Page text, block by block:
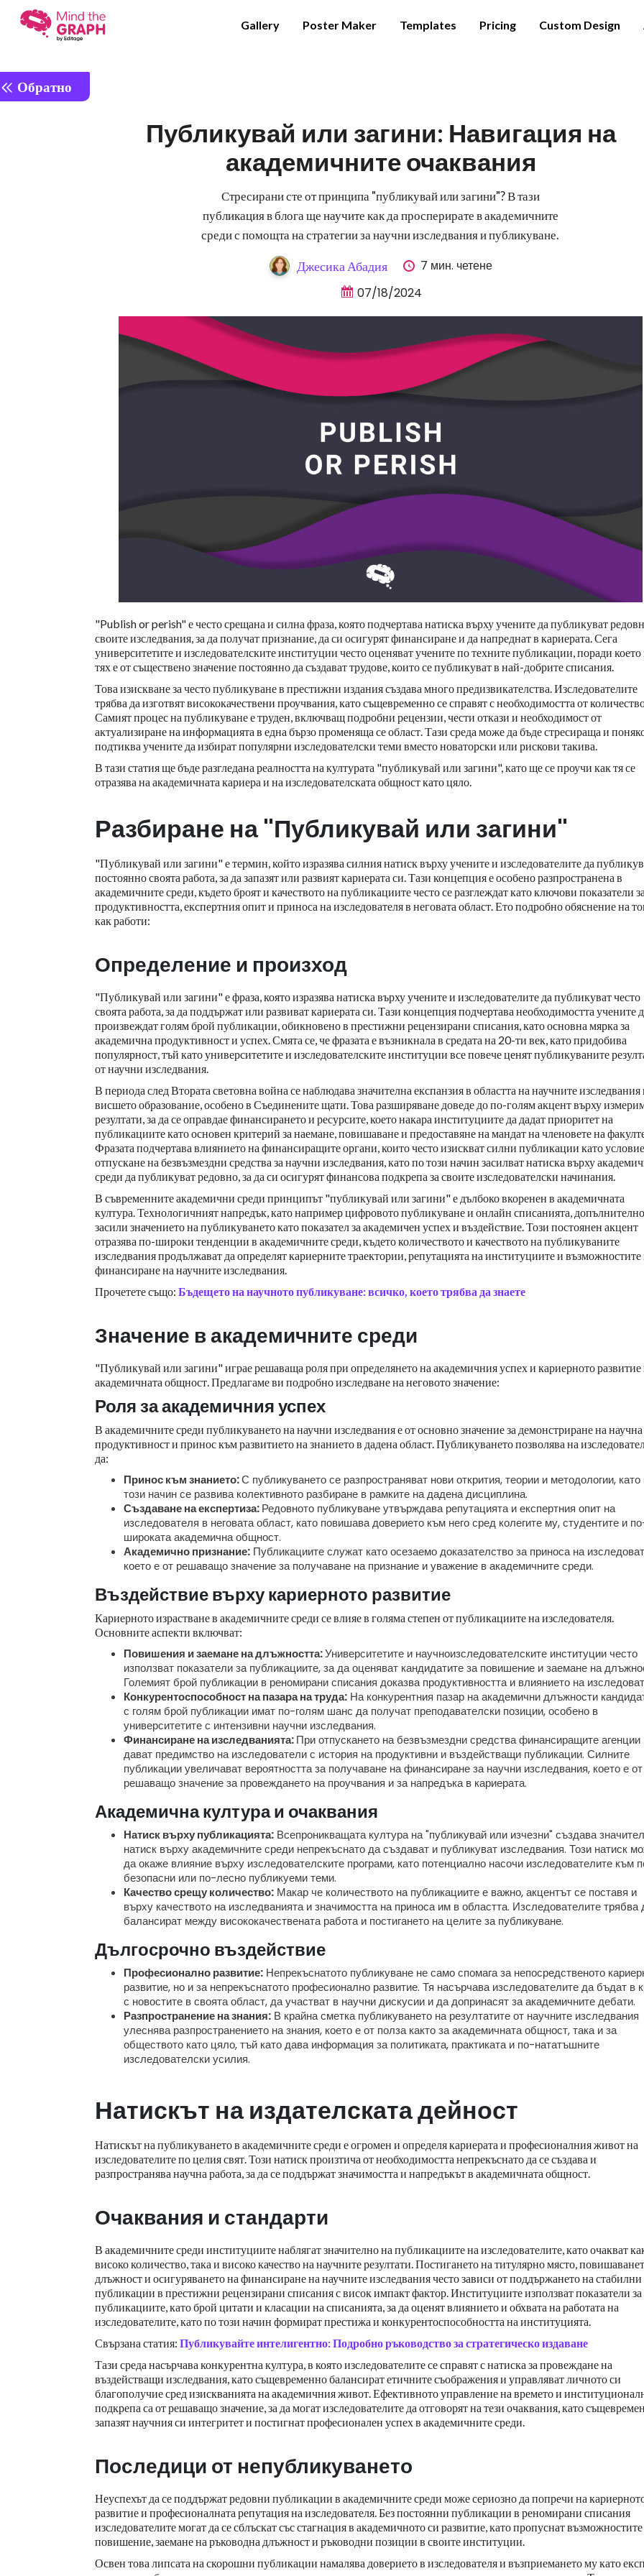
Gallery Poster Maker Templates Pricing Custom Design
Обратно
Публикувай или загини: Навигация на
академичните очаквания
Стресирани сте от принципа "публикувай или загини"? В тази
публикация в блога ще научите как да просперирате в академичните
среди с помощта на стратегии за научни изследвания и публикуване.
Джесика Абадия
7 мин. четене
07/18/2024
"Publish or perish" е често срещана и силна фраза, която подчертава натиска върху учените да публикуват
своите изследвания, за да получат признание, да си осигурят финансиране и да напреднат в кариерата. Сега
университетите и изследователските институции често оценяват учените по техните публикации, поради което
тях е от съществено значение постоянно да създават трудове, които се публикуват в най-добрите списания.
Това изискване за често публикуване в престижни издания създава много предизвикателства. Изследователите
трябва да изготвят висококачествени проучвания, като същевременно се справят с необходимостта от
Самият процес на публикуване е труден, включващ подробни рецензии, чести откази и необходимост от
актуализиране на информацията в една бързо променяща се област. Тази среда може да бъде стресираща и
подтиква учените да избират популярни изследователски теми вместо новаторски или рискови такива.
В тази статия ще бъде разгледана реалността на културата "публикувай или загини", като ще се проучи как тя се
отразява на академичната кариера и на изследователската общност като цяло.
Разбиране на "Публикувай или загини"
"Публикувай или загини" е термин, който изразява силния натиск върху учените и изследователите да
постоянно своята работа, за да запазят или развият кариерата си. Тази концепция е особено разпространена в
академичните среди, където броят и качеството на публикациите често се разглеждат като ключови показатели за
продуктивността, експертния опит и приноса на изследователя в неговата област. Ето подробно обяснение на
как работи:
Определение и произход
"Публикувай или загини" е фраза, която изразява натиска върху учените и изследователите да публикуват често
своята работа, за да поддържат или развиват кариерата си. Тази концепция подчертава необходимостта учените
произвеждат голям брой публикации, обикновено в престижни рецензирани списания, като основна мярка за
академична продуктивност и успех. Смята се, че фразата е възникнала в средата на 20-ти век, като придобива
популярност, тъй като университетите и изследователските институции все повече ценят публикуваните
от научни изследвания.
В периода след Втората световна война се наблюдава значителна експанзия в областта на научните изследвания
висшето образование, особено в Съединените щати. Това разширяване доведе до по-голям акцент върху
резултати, за да се оправдае финансирането и ресурсите, което накара институциите да дадат приоритет на
публикациите като основен критерий за наемане, повишаване и предоставяне на мандат на членовете на
Фразата подчертава влиянието на финансиращите органи, които често изискват силни публикации като условие
отпускане на безвъзмездни средства за научни изследвания, като по този начин засилват натиска върху
среди да публикуват редовно, за да си осигурят финансова подкрепа за своите изследователски начинания.
В съвременните академични среди принципът "публикувай или загини" е дълбоко вкоренен в академичната
култура. Технологичният напредък, като например цифровото публикуване и онлайн списанията, допълнително
засили значението на публикуването като показател за академичен успех и въздействие. Този постоянен акцент
отразява по-широки тенденции в академичните среди, където количеството и качеството на публикуваните
изследвания продължават да определят кариерните траектории, репутацията на институциите и възможностите
финансиране на научните изследвания.
Прочетете също: Бъдещето на научното публикуване: всичко, което трябва да знаете
Значение в академичните среди
"Публикувай или загини" играе решаваща роля при определянето на академичния успех и кариерното развитие
академичната общност. Предлагаме ви подробно изследване на неговото значение:
Роля за академичния успех
В академичните среди публикуването на научни изследвания е от основно значение за демонстриране на научна
продуктивност и принос към развитието на знанието в дадена област. Публикуването позволява на
да:
Принос към знанието:С публикуването се разпространяват нови открития, теории и методологии, като
този начин се развива колективното разбиране в рамките на дадена дисциплина.
Създаване на експертиза:Редовното публикуване утвърждава репутацията и експертния опит на
изследователя в неговата област, като повишава доверието към него сред колегите му, студентите и
широката академична общност.
Академично признание: Публикациите служат като осезаемо доказателство за приноса на
което е от решаващо значение за получаване на признание и уважение в академичните среди.
Въздействие върху кариерното развитие
Кариерното израстване в академичните среди се влияе в голяма степен от публикациите на изследователя.
Основните аспекти включват:
Повишения и заемане на длъжността:Университетите и научноизследователските институции често
използват показатели за публикациите, за да оценяват кандидатите за повишение и заемане на
Големият брой публикации в реномирани списания доказва продуктивността и влиянието на
Конкурентоспособност на пазара на труда: На конкурентния пазар на академични длъжности
с голям брой публикации имат по-голям шанс да получат преподавателски позиции, особено в
университетите с интензивни научни изследвания.
Финансиране на изследванията:При отпускането на безвъзмездни средства финансиращите агенции
дават предимство на изследователи с история на продуктивни и въздействащи публикации. Силните
публикации увеличават вероятността за получаване на финансиране за научни изследвания, което е от
решаващо значение за провеждането на проучвания и за напредъка в кариерата.
Академична култура и очаквания
Натиск върху публикацията: Всепроникващата култура на "публикувай или изчезни" създава
натиск върху академичните среди непрекъснато да създават и публикуват изследвания. Този натиск
да окаже влияние върху изследователските програми, като потенциално насочи изследователите към
безопасни или по-лесно публикуеми теми.
Качество срещу количество: Макар че количеството на публикациите е важно, акцентът се поставя и
върху качеството на изследванията и значимостта на приноса им в областта. Изследователите трябва
балансират между висококачествената работа и постигането на целите за публикуване.
Дългосрочно въздействие
Професионално развитие: Непрекъснатото публикуване не само спомага за непосредственото
развитие, но и за непрекъснатото професионално развитие. Тя насърчава изследователите да бъдат в
с новостите в своята област, да участват в научни дискусии и да допринасят за академичните дебати.
Разпространение на знания: В крайна сметка публикуването на резултатите от научните изследвания
улеснява разпространението на знания, което е от полза както за академичната общност, така и за
обществото като цяло, тъй като дава информация за политиката, практиката и по-нататъшните
изследователски усилия.
Натискът на издателската дейност
Натискът на публикуването в академичните среди е огромен и определя кариерата и професионалния живот на
изследователите по целия свят. Този натиск произтича от необходимостта непрекъснато да се създава и
разпространява научна работа, за да се поддържат значимостта и напредъкът в академичната общност.
Очаквания и стандарти
В академичните среди институциите наблягат значително на публикациите на изследователите, като очакват
високо количество, така и високо качество на научните резултати. Постигането на титулярно място,
длъжност и осигуряването на финансиране на научните изследвания често зависи от поддържането на стабилни
публикации в престижни рецензирани списания с висок импакт фактор. Институциите използват показатели за
публикациите, като брой цитати и класации на списанията, за да оценят влиянието и обхвата на работата на
изследователите, като по този начин формират престижа и конкурентоспособността на институцията.
Свързана статия: Публикувайте интелигентно: Подробно ръководство за стратегическо издаване
Тази среда насърчава конкурентна култура, в която изследователите се справят с натиска за провеждане на
въздействащи изследвания, като същевременно балансират етичните съображения и управляват личното си
благополучие сред изискванията на академичния живот. Ефективното управление на времето и
подкрепа са от решаващо значение, за да могат изследователите да отговорят на тези очаквания, като
запазят научния си интегритет и постигнат професионален успех в академичните среди.
Последици от непубликуването
Неуспехът да се поддържат редовни публикации в академичните среди може сериозно да попречи на
развитие и професионалната репутация на изследователя. Без постоянни публикации в реномирани списания
изследователите могат да се сблъскат със стагнация в академичното си развитие, като пропуснат възможностите
повишение, заемане на ръководна длъжност и ръководни позиции в своите институции.
Освен това липсата на скорошни публикации намалява доверието в изследователя и възприемането му като